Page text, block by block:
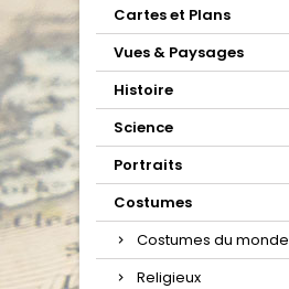
Cartes et Plans
Vues & Paysages
Histoire
Science
Portraits
Costumes
Costumes du monde
Religieux